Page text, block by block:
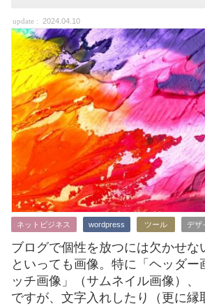
2024.04.10
ネットビジネス wordpress ツール デザ
ブログで個性を放つには欠かせな
といっても画像。特に「ヘッダー
ッチ画像」（サムネイル画像）、
ですが、文字入れしたり（更に縁